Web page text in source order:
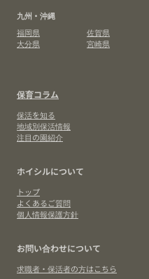
九州・沖縄
福岡県
佐賀県
大分県
宮崎県
保育コラム
保活を知る
地域別保活情報
注目の園紹介
ホイシルについて
トップ
よくあるご質問
個人情報保護方針
お問い合わせについて
求職者・保活者の方はこちら